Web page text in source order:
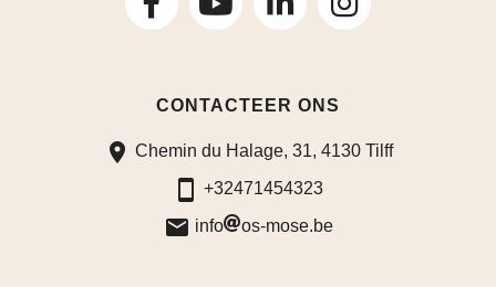
volg
Facebook
volg
LinkedIn
volg
CONTACTEER ONS
Chemin du Halage, 31, 4130 Tilff
+32471454323
info
os-mose.be